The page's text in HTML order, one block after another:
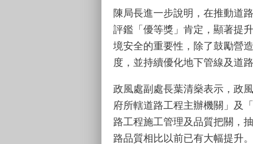
陳局長進一步說明，在推動道
評鑑「優等獎」肯定，顯著提
境安全的重要性，除了鼓勵營
度，並持續優化地下管線及道
政風處副處長葉清燊表示，政
府所轄道路工程主辦機關」及
路工程施工管理及品質把關，
路品質相比以前已有大幅提升